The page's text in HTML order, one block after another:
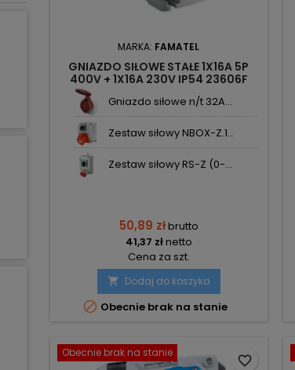
MARKA: FAMATEL
GNIAZDO SIŁOWE STAŁE 1X16A 5P
400V + 1X16A 230V IP54 23606F
Gniazdo siłowe n/t 32A...
Zestaw siłowy NBOX-Z.1...
Zestaw siłowy RS-Z (0-...
50,89 złbrutto
41,37 złnetto
Cena za szt.
 Dodaj do koszyka
 Obecnie brak na stanie
Obecnie brak na stanie
favorite_border